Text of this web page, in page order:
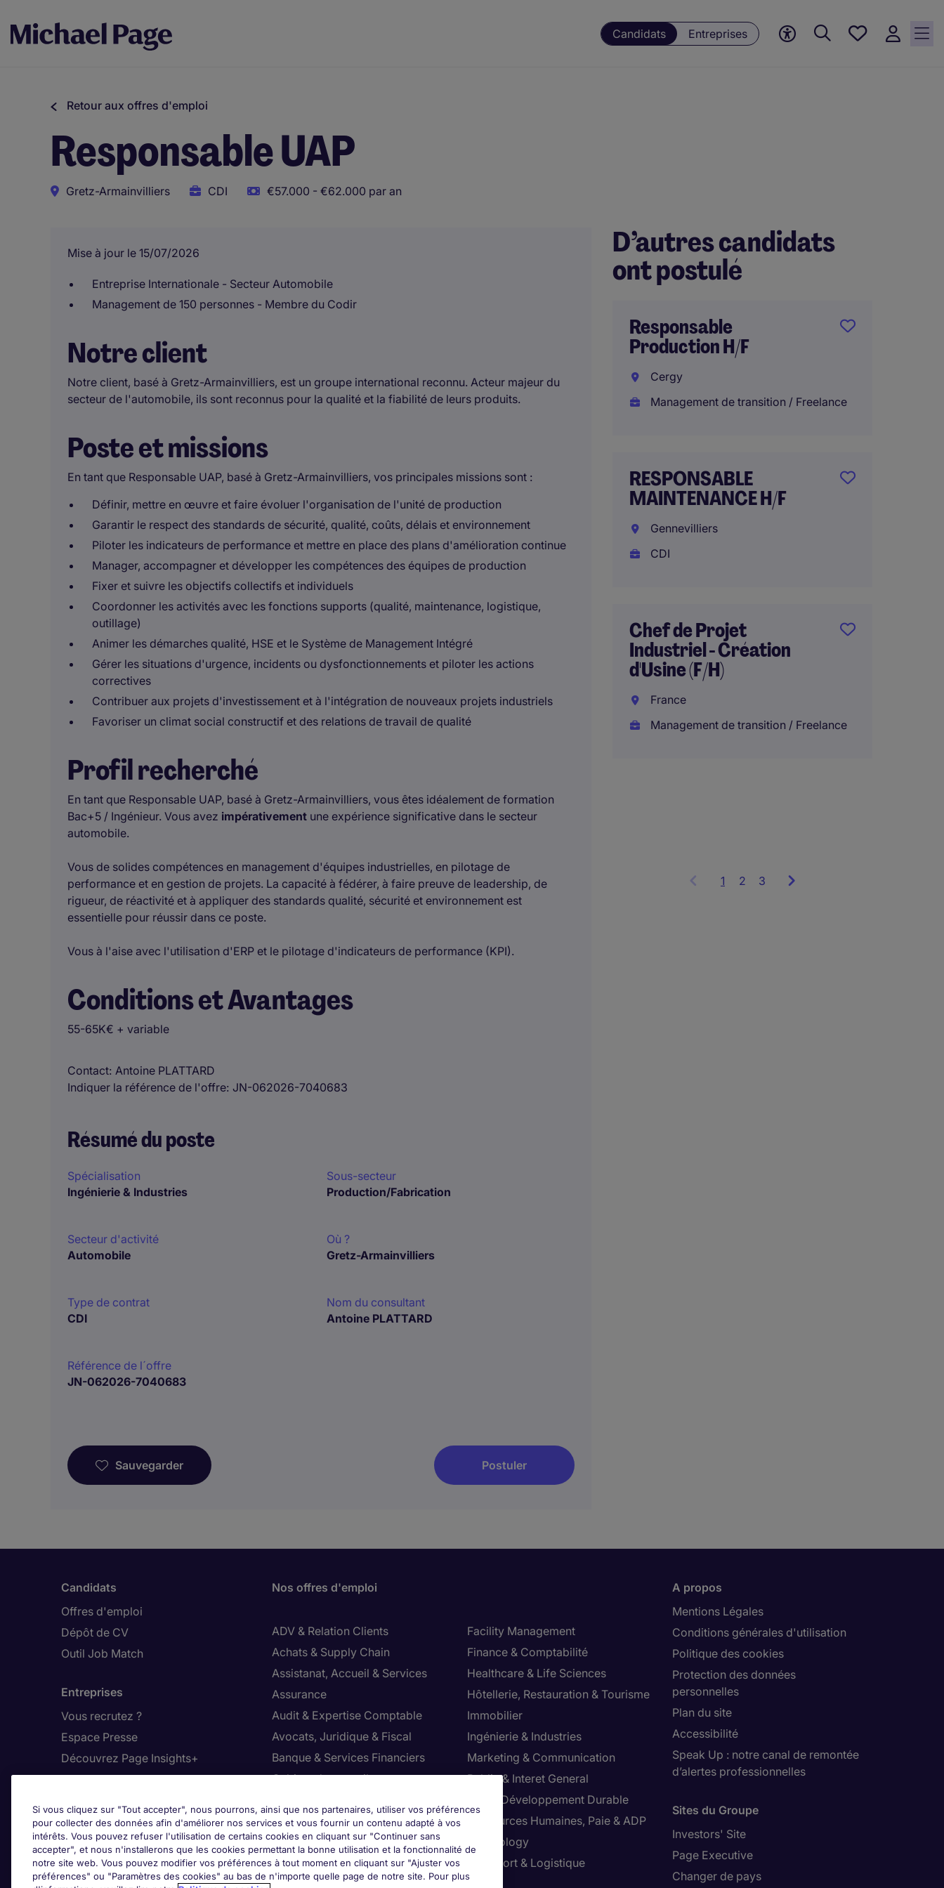
Candidats Entreprises
Mes offres, 0
Retour aux offres d'emploi
Responsable UAP
Gretz-Armainvilliers CDI €57.000 - €62.000 par an
Mise à jour le 15/07/2026
Entreprise Internationale - Secteur Automobile
Management de 150 personnes - Membre du Codir
Notre client
Notre client, basé à Gretz-Armainvilliers, est un groupe international reconnu. Acteur majeur du
secteur de l'automobile, ils sont reconnus pour la qualité et la fiabilité de leurs produits.
Poste et missions
En tant que Responsable UAP, basé à Gretz-Armainvilliers, vos principales missions sont :
Définir, mettre en œuvre et faire évoluer l'organisation de l'unité de production
Garantir le respect des standards de sécurité, qualité, coûts, délais et environnement
Piloter les indicateurs de performance et mettre en place des plans d'amélioration continue
Manager, accompagner et développer les compétences des équipes de production
Fixer et suivre les objectifs collectifs et individuels
Coordonner les activités avec les fonctions supports (qualité, maintenance, logistique,
outillage)
Animer les démarches qualité, HSE et le Système de Management Intégré
Gérer les situations d'urgence, incidents ou dysfonctionnements et piloter les actions
correctives
Contribuer aux projets d'investissement et à l'intégration de nouveaux projets industriels
Favoriser un climat social constructif et des relations de travail de qualité
Profil recherché
En tant que Responsable UAP, basé à Gretz-Armainvilliers, vous êtes idéalement de formation
Bac+5 / Ingénieur. Vous avez impérativement une expérience significative dans le secteur
automobile.
Vous de solides compétences en management d'équipes industrielles, en pilotage de
performance et en gestion de projets. La capacité à fédérer, à faire preuve de leadership, de
rigueur, de réactivité et à appliquer des standards qualité, sécurité et environnement est
essentielle pour réussir dans ce poste.
Vous à l'aise avec l'utilisation d'ERP et le pilotage d'indicateurs de performance (KPI).
Conditions et Avantages
55-65K€ + variable
Contact Antoine PLATTARD
Indiquer la référence de l'offre JN-062026-7040683
Résumé du poste
Spécialisation
Ingénierie & Industries
Sous-secteur
Production/Fabrication
Secteur d'activité
Automobile
Où ?
Gretz-Armainvilliers
Type de contrat
CDI
Nom du consultant
Antoine PLATTARD
Référence de l´offre
JN-062026-7040683
Sauvegarder Postuler
D’autres candidats
ont postulé
Responsable
Production H/F
Cergy
Management de transition / Freelance
RESPONSABLE
MAINTENANCE H/F
Gennevilliers
CDI
Chef de Projet
Industriel - Création
d'Usine (F/H)
France
Management de transition / Freelance
1 Showing
2 3
Candidats
Offres d'emploi
Dépôt de CV
Outil Job Match
Entreprises
Vous recrutez ?
Espace Presse
Découvrez Page Insights+
Nos bureaux en France
Nous contacter
Nous rejoindre
Nos offres d'emploi
ADV & Relation Clients
Achats & Supply Chain
Assistanat, Accueil & Services
Assurance
Audit & Expertise Comptable
Avocats, Juridique & Fiscal
Banque & Services Financiers
Cabinet de conseil
Construction
Dirigeants
Distribution & Commerce
Facility Management
Finance & Comptabilité
Healthcare & Life Sciences
Hôtellerie, Restauration & Tourisme
Immobilier
Ingénierie & Industries
Marketing & Communication
Public & Interet General
RSE & Développement Durable
Ressources Humaines, Paie & ADP
Technology
Transport & Logistique
A propos
Mentions Légales
Conditions générales d'utilisation
Politique des cookies
Protection des données
personnelles
Plan du site
Accessibilité
Speak Up : notre canal de remontée
d’alertes professionnelles
Sites du Groupe
Investors' Site
Page Executive
Changer de pays
Si vous cliquez sur "Tout accepter", nous pourrons, ainsi que nos partenaires, utiliser vos préférences
pour collecter des données afin d'améliorer nos services et vous fournir un contenu adapté à vos
intérêts. Vous pouvez refuser l'utilisation de certains cookies en cliquant sur "Continuer sans
accepter", et nous n'installerons que les cookies permettant la bonne utilisation et la fonctionnalité de
notre site web. Vous pouvez modifier vos préférences à tout moment en cliquant sur "Ajuster vos
préférences" ou "Paramètres des cookies" au bas de n'importe quelle page de notre site. Pour plus